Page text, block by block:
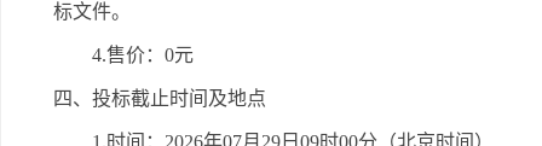
标文件。
4.售价：0元
四、投标截止时间及地点
1.时间：2026年07月29日09时00分（北京时间）